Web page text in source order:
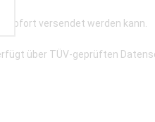
sofort versendet werden kann.
über TÜV-geprüften